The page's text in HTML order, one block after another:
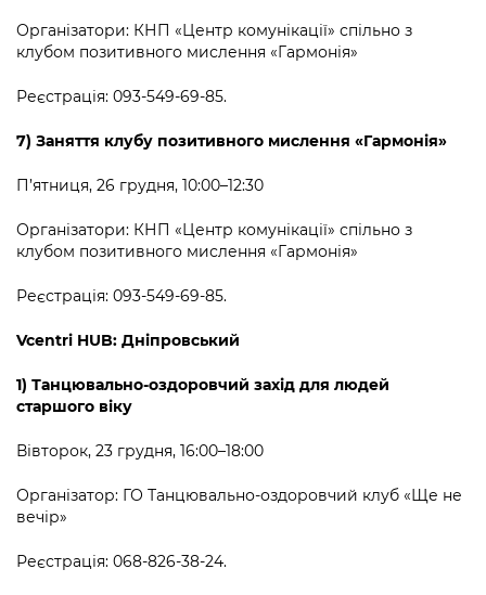
Організатори: КНП «Центр комунікації» спільно з
клубом позитивного мислення «Гармонія»
Реєстрація: 093-549-69-85.
7) Заняття клубу позитивного мислення «Гармонія»
П’ятниця, 26 грудня, 10:00–12:30
Організатори: КНП «Центр комунікації» спільно з
клубом позитивного мислення «Гармонія»
Реєстрація: 093-549-69-85.
Vcentri HUB: Дніпровський
1) Танцювально-оздоровчий захід для людей
старшого віку
Вівторок, 23 грудня, 16:00–18:00
Організатор: ГО Танцювально-оздоровчий клуб «Ще не
вечір»
Реєстрація: 068-826-38-24.